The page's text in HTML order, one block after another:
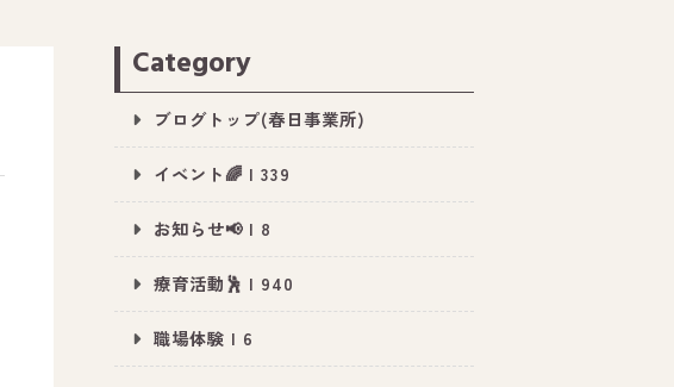
Category
ブログトップ(春日事業所)
イベント🌈 | 339
お知らせ📢 | 8
療育活動🕺 | 940
職場体験 | 6